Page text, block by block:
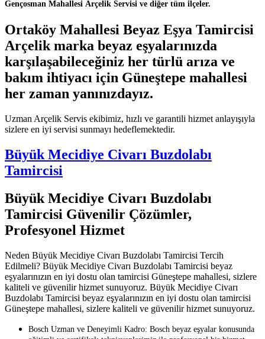
Gençosman Mahallesi Arçelik Servisi ve diğer tüm ilçeler.
Ortaköy Mahallesi Beyaz Eşya Tamircisi
Arçelik marka beyaz eşyalarınızda
karşılaşabileceğiniz her türlü arıza ve
bakım ihtiyacı için Güneştepe mahallesi
her zaman yanınızdayız.
Uzman Arçelik Servis ekibimiz, hızlı ve garantili hizmet anlayışıyla
sizlere en iyi servisi sunmayı hedeflemektedir.
Büyük Mecidiye Civarı Buzdolabı
Tamircisi
Büyük Mecidiye Civarı Buzdolabı
Tamircisi Güvenilir Çözümler,
Profesyonel Hizmet
Neden Büyük Mecidiye Civarı Buzdolabı Tamircisi Tercih
Edilmeli? Büyük Mecidiye Civarı Buzdolabı Tamircisi beyaz
eşyalarınızın en iyi dostu olan tamircisi Güneştepe mahallesi, sizlere
kaliteli ve güvenilir hizmet sunuyoruz. Büyük Mecidiye Civarı
Buzdolabı Tamircisi beyaz eşyalarınızın en iyi dostu olan tamircisi
Güneştepe mahallesi, sizlere kaliteli ve güvenilir hizmet sunuyoruz.
Bosch Uzman ve Deneyimli Kadro: Bosch beyaz eşyalar konusunda